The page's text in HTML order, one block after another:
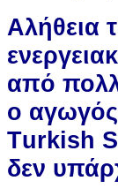
Αλήθεια
από
ο αγωγός
Τurkish
δεν